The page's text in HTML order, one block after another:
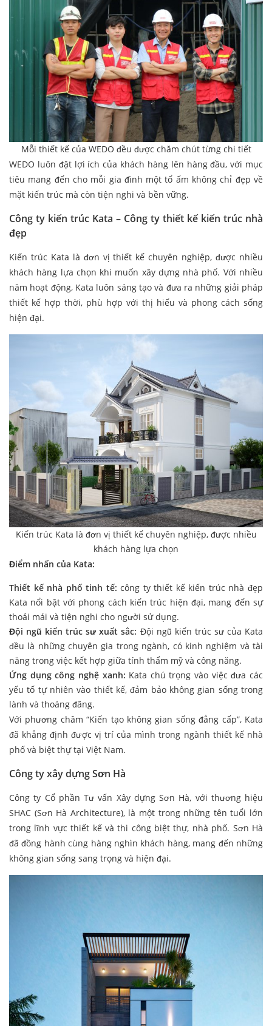
Mỗi thiết kế của WEDO đều được chăm chút từng chi tiết
WEDO luôn đặt lợi ích của khách hàng lên hàng đầu, với mục
tiêu mang đến cho mỗi gia đình một tổ ấm không chỉ đẹp về
mặt kiến trúc mà còn tiện nghi và bền vững.
Công ty kiến trúc Kata – Công ty thiết kế kiến trúc nhà
đẹp
Kiến trúc Kata là đơn vị thiết kế chuyên nghiệp, được nhiều
khách hàng lựa chọn khi muốn xây dựng nhà phố. Với nhiều
năm hoạt động, Kata luôn sáng tạo và đưa ra những giải pháp
thiết kế hợp thời, phù hợp với thị hiếu và phong cách sống
hiện đại.
Kiến trúc Kata là đơn vị thiết kế chuyên nghiệp, được nhiều
khách hàng lựa chọn
Điểm nhấn của Kata:
Thiết kế nhà phố tinh tế: công ty thiết kế kiến trúc nhà đẹp
Kata nổi bật với phong cách kiến trúc hiện đại, mang đến sự
thoải mái và tiện nghi cho người sử dụng.
Đội ngũ kiến trúc sư xuất sắc: Đội ngũ kiến trúc sư của Kata
đều là những chuyên gia trong ngành, có kinh nghiệm và tài
năng trong việc kết hợp giữa tính thẩm mỹ và công năng.
Ứng dụng công nghệ xanh: Kata chú trọng vào việc đưa các
yếu tố tự nhiên vào thiết kế, đảm bảo không gian sống trong
lành và thoáng đãng.
Với phương châm “Kiến tạo không gian sống đẳng cấp”, Kata
đã khẳng định được vị trí của mình trong ngành thiết kế nhà
phố và biệt thự tại Việt Nam.
Công ty xây dựng Sơn Hà
Công ty Cổ phần Tư vấn Xây dựng Sơn Hà, với thương hiệu
SHAC (Sơn Hà Architecture), là một trong những tên tuổi lớn
trong lĩnh vực thiết kế và thi công biệt thự, nhà phố. Sơn Hà
đã đồng hành cùng hàng nghìn khách hàng, mang đến những
không gian sống sang trọng và hiện đại.